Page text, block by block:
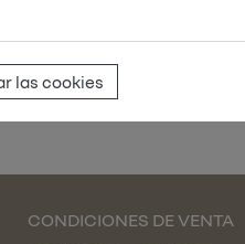
CONDICIONES DE VENTA
las cookies